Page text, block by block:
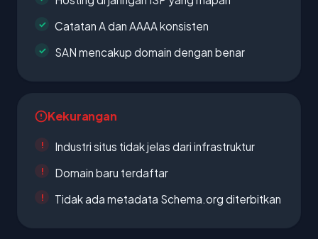
Catatan A dan AAAA konsisten
SAN mencakup domain dengan benar
Kekurangan
Industri situs tidak jelas dari infrastruktur
Domain baru terdaftar
Tidak ada metadata Schema.org diterbitkan